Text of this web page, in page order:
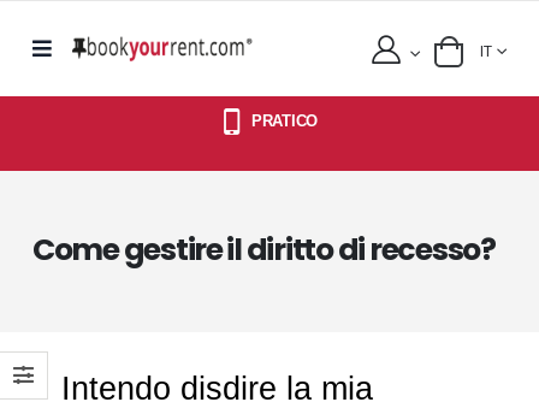
IT
PRATICO
Come gestire il diritto di recesso?
Intendo disdire la mia